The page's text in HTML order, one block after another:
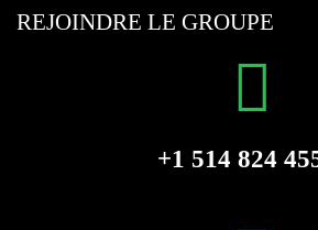
REJOINDRE LE GROUPE
+1 514 824